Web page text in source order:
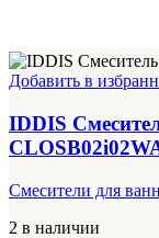
Добавить в
IDDIS
Смесители для
2 в наличии